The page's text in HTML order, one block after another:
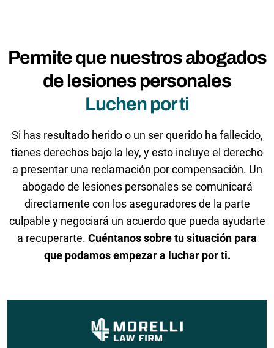
Permite que nuestros abogados
de lesiones personales
Luchen por ti
Si has resultado herido o un ser querido ha fallecido,
tienes derechos bajo la ley, y esto incluye el derecho
a presentar una reclamación por compensación. Un
abogado de lesiones personales se comunicará
directamente con los aseguradores de la parte
culpable y negociará un acuerdo que pueda ayudarte
a recuperarte. Cuéntanos sobre tu situación para
que podamos empezar a luchar por ti.